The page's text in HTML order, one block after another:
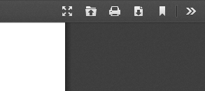
Presentation
Open Print Download
Current